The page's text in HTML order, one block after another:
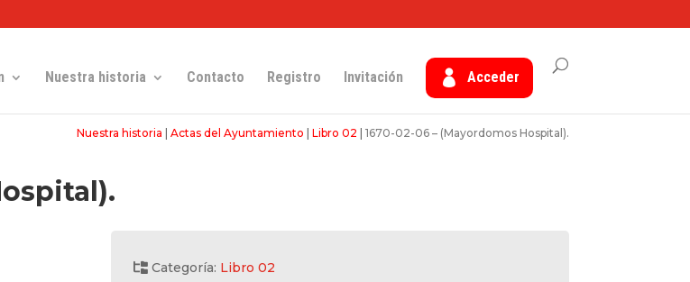
Nuestra historia Contacto Registro Invitación Acceder
Nuestra historia Actas del Ayuntamiento Libro 02 1670-02-06 – (Mayordomos Hospital).
Categoría: Libro 02